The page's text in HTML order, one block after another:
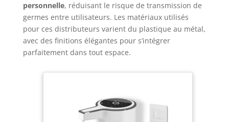
personnelle, réduisant le risque de transmission de
germes entre utilisateurs. Les matériaux utilisés
pour ces distributeurs varient du plastique au métal,
avec des finitions élégantes pour s’intégrer
parfaitement dans tout espace.